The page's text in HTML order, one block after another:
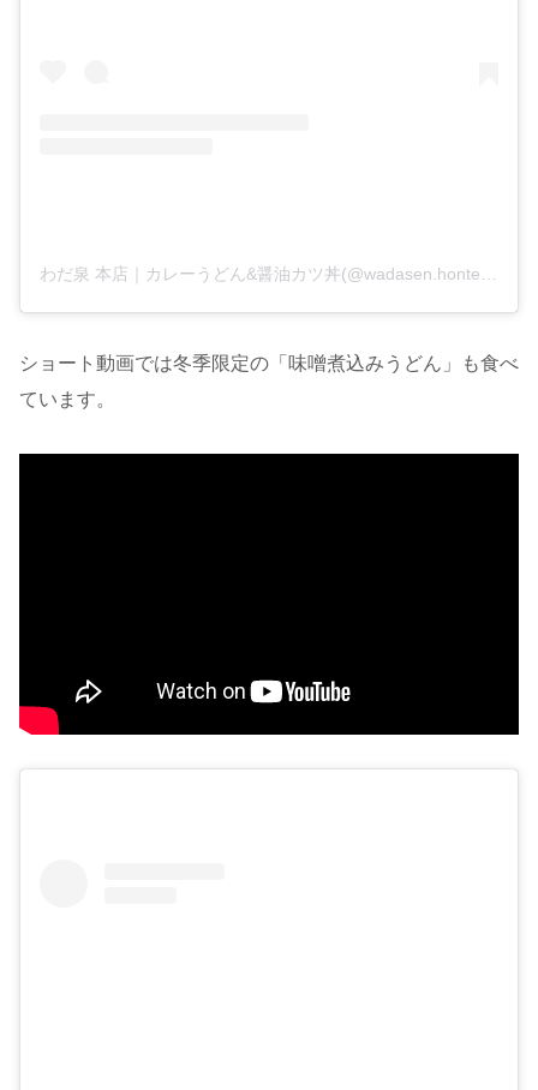
ショート動画では冬季限定の「味噌煮込みうどん」も食べ
ています。